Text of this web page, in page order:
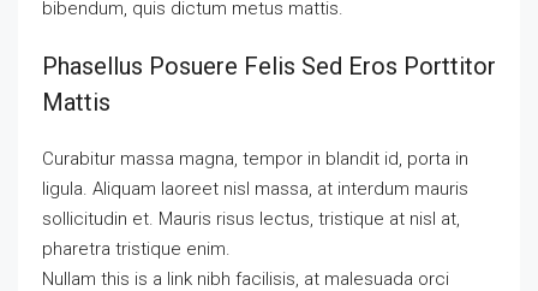
bibendum, quis dictum metus mattis.
Phasellus Posuere Felis Sed Eros Porttitor
Mattis
Curabitur massa magna, tempor in blandit id, porta in
ligula. Aliquam laoreet nisl massa, at interdum mauris
sollicitudin et. Mauris risus lectus, tristique at nisl at,
pharetra tristique enim.
Nullam this is a link nibh facilisis, at malesuada orci